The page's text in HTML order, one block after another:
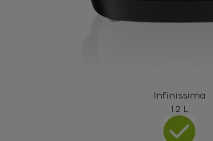
Infinissima
1.2 L